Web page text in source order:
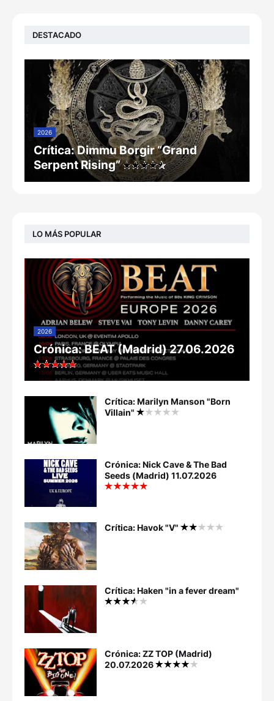
DESTACADO
2026
Crítica: Dimmu Borgir “Grand
Serpent Rising”
LO MÁS POPULAR
2026
Crónica: BEAT (Madrid) 27.06.2026
Crítica: Marilyn Manson "Born
Villain"
Crónica: Nick Cave & The Bad
Seeds (Madrid) 11.07.2026
Crítica: Havok "V"
Crítica: Haken "in a fever dream"
Crónica: ZZ TOP (Madrid)
20.07.2026